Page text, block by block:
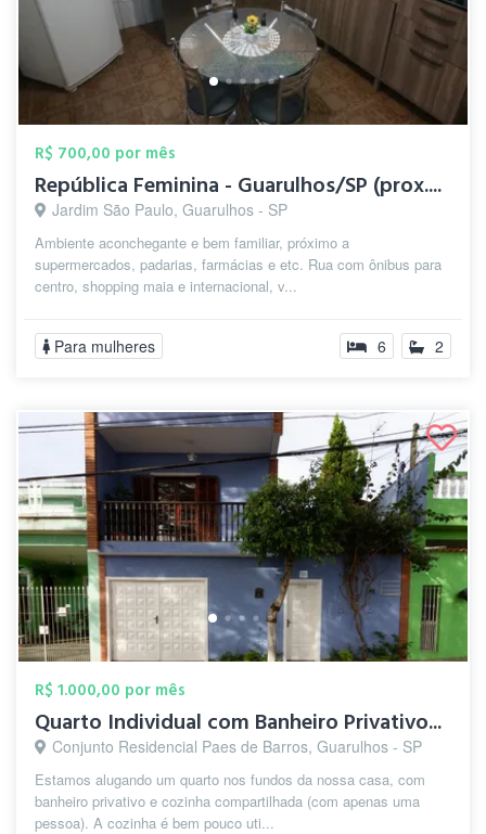
R$ 700,00 por mês
República Feminina - Guarulhos/SP (prox....
Jardim São Paulo, Guarulhos - SP
Ambiente aconchegante e bem familiar, próximo a
supermercados, padarias, farmácias e etc. Rua com ônibus para
centro, shopping maia e internacional, v...
Para mulheres 6 2
R$ 1.000,00 por mês
Quarto Individual com Banheiro Privativo...
Conjunto Residencial Paes de Barros, Guarulhos - SP
Estamos alugando um quarto nos fundos da nossa casa, com
banheiro privativo e cozinha compartilhada (com apenas uma
pessoa). A cozinha é bem pouco uti...